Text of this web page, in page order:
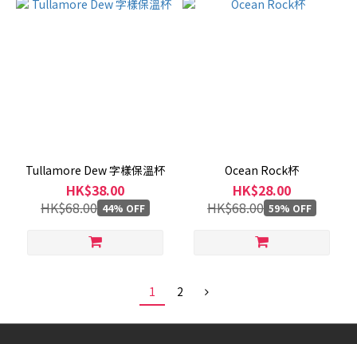
Tullamore Dew 字樣保溫杯
HK$38.00
HK$68.00 44% OFF
Ocean Rock杯
HK$28.00
HK$68.00 59% OFF
1 2